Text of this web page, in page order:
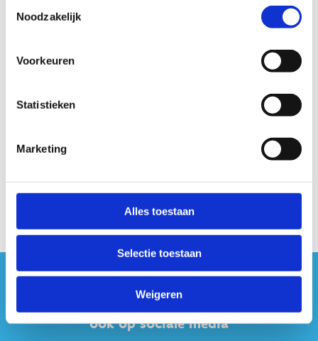
Noodzakelijk
Voorkeuren
Statistieken
Marketing
Alles toestaan
Selectie toestaan
Weigeren
vragen?
met
+32 14
Stuur
#sportersbelevenmeer
ook op sociale media